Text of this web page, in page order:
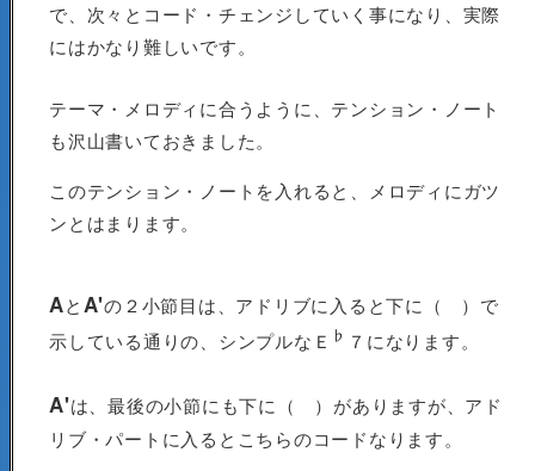
で、次々とコード・チェンジしていく事になり、実際
にはかなり難しいです。
テーマ・メロディに合うように、テンション・ノート
も沢山書いておきました。
このテンション・ノートを入れると、メロディにガツ
ンとはまります。
AとA'の２小節目は、アドリブに入ると下に（ ）で
示している通りの、シンプルなＥ ♭ ７になります。
A'は、最後の小節にも下に（ ）がありますが、アド
リブ・パートに入るとこちらのコードなります。